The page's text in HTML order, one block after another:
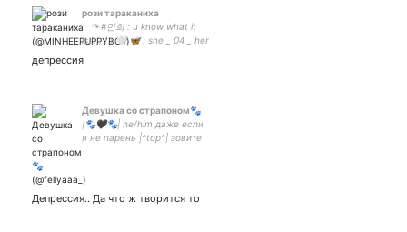
рози тараканиха
⠀ ↷ #민희 : u know what it
is..,,, ! ¡ 🤍 🦋 : she _ 04 _ her
🐣
депрессия
Девушка со страпоном🐾
|🐾🖤🐾| he/him даже если
я не парень |^top^| зовите
♥𝓟𝓮𝓰𝓰𝓲𝓷𝓰 ♥|
🔫| luv u 3000🌐|
Депрессия.. Да что ж творится то